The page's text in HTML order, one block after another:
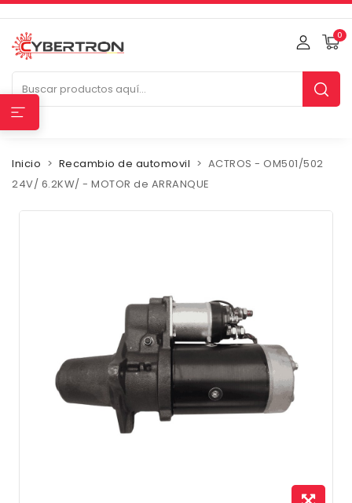
0
Inicio Recambio de automovil
ACTROS - OM501/502
24V/ 6.2KW/ - MOTOR de ARRANQUE